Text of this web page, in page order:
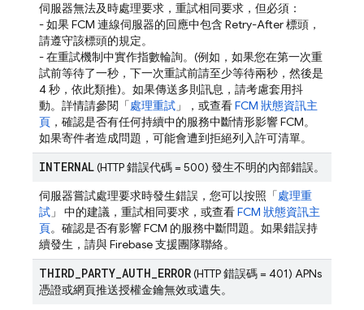
伺服器無法及時處理要求，重試相同要求，但必須：
- 如果 FCM 連線伺服器的回應中包含 Retry-After 標頭，
請遵守該標頭的規定。
- 在重試機制中實作指數輪詢。(例如，如果您在第一次重
試前等待了一秒，下一次重試前請至少等待兩秒，然後是
4 秒，依此類推)。如果傳送多則訊息，請考慮套用抖
動。詳情請參閱「處理重試 」 ，或查看FCM 狀態資訊主
頁 ，確認是否有任何持續中的服務中斷情形影響 FCM。
如果寄件者造成問題，可能會遭到拒絕列入許可清單。
INTERNAL(HTTP 錯誤代碼 = 500) 發生不明的內部錯誤。
伺服器嘗試處理要求時發生錯誤，您可以按照「處理重
試 」 中的建議，重試相同要求，或查看FCM 狀態資訊主
頁。確認是否有影響 FCM 的服務中斷問題。如果錯誤持
續發生，請與 Firebase 支援團隊聯絡。
THIRD_PARTY_AUTH_ERROR(HTTP 錯誤碼 = 401) APNs
憑證或網頁推送授權金鑰無效或遺失。